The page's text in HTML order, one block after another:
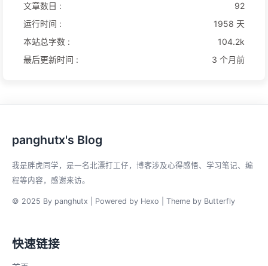
文章数目 :
92
运行时间 :
1958 天
本站总字数 :
104.2k
最后更新时间 :
3 个月前
panghutx's Blog
我是胖虎同学，是一名北漂打工仔，博客涉及心得感悟、学习笔记、编
程等内容，感谢来访。
© 2025 By panghutx | Powered by Hexo | Theme by Butterfly
快速链接